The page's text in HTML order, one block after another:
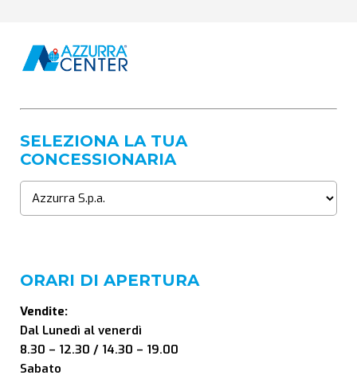
SELEZIONA LA TUA
CONCESSIONARIA
ORARI DI APERTURA
Vendite:
Dal Lunedì al venerdì
8.30 – 12.30 / 14.30 – 19.00
Sabato